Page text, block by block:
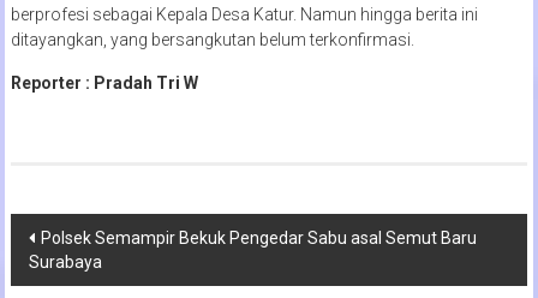
berprofesi sebagai Kepala Desa Katur. Namun hingga berita ini
ditayangkan, yang bersangkutan belum terkonfirmasi.
Reporter : Pradah Tri W
Navigasi
pos
Polsek Semampir Bekuk Pengedar Sabu asal Semut Baru
Surabaya